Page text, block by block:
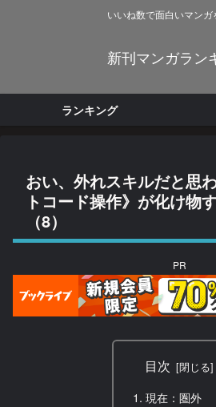
いいね数で面白いマンガ
新刊マンガラン
ランキング
おい、外れスキルだと思
トコード操作》が化け物
（8）
PR
目次
現在：圏外